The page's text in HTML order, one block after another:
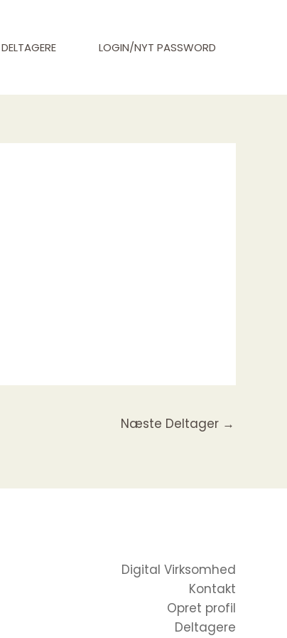
DELTAGERE LOGIN/NYT PASSWORD
Næste Deltager →
Digital Virksomhed
Kontakt
Opret profil
Deltagere